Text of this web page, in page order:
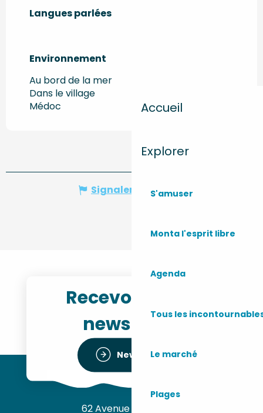
Accueil
Explorer
S'amuser
Monta l'esprit libre
Agenda
Tous les
Le marché
Plages
Langues parlées
Langues parlées
Environnement
Environnement
Au bord de la mer
Dans le village
Médoc
Signaler une erreur
Recevoir notre
newsletter
Newsletter
62 Avenue de l’Océan